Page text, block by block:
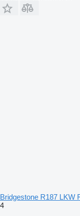
Bridgestone R187 LKW
4